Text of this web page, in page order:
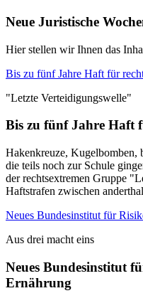
Neue Juristische
Hier stellen wir Ihnen das
Bis zu fünf Jahre Haft für
"Letzte Verteidigungswelle"
Bis zu fünf Jahre Haft
Hakenkreuze, Kugelbomben,
die teils noch zur Schule
der rechtsextremen Gruppe
Haftstrafen zwischen
Neues Bundesinstitut für
Aus drei macht eins
Neues Bundesinstitut
Ernährung